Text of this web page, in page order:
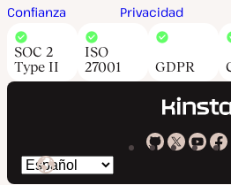
Confianza
Privacidad
SOC 2
Type II
ISO
27001
GDPR
KinstaKinsta
Cambiar